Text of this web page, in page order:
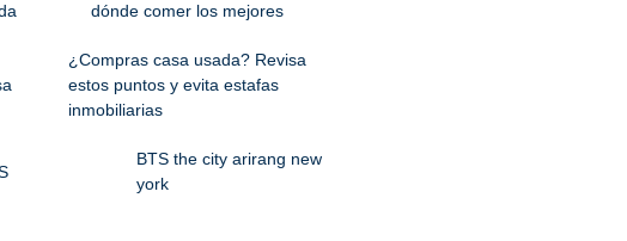
dónde comer los mejores
¿Compras casa usada? Revisa
estos puntos y evita estafas
inmobiliarias
BTS the city arirang new
york